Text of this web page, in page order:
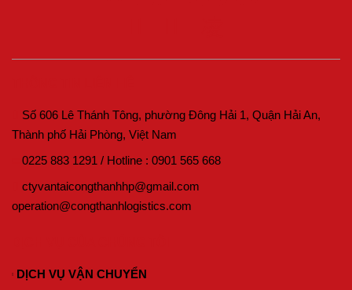
Số 606 Lê Thánh Tông, phường Đông Hải 1, Quận Hải An,
Thành phố Hải Phòng, Việt Nam
0225 883 1291 / Hotline : 0901 565 668
ctyvantaicongthanhhp@gmail.com
operation@congthanhlogistics.com
DỊCH VỤ VẬN CHUYỂN